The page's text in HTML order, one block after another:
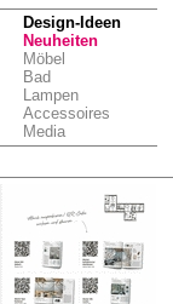
Design-Ideen
Neuheiten
Möbel
Bad
Lampen
Accessoires
Media